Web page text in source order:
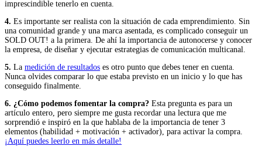
imprescindible tenerlo en cuenta.
4. Es importante ser realista con la situación de cada emprendimiento. Sin
una comunidad grande y una marca asentada, es complicado conseguir un
SOLD OUT! a la primera. De ahí la importancia de autonocerse y conocer
la empresa, de diseñar y ejecutar estrategias de comunicación multicanal.
5. La medición de resultados es otro punto que debes tener en cuenta.
Nunca olvides comparar lo que estaba previsto en un inicio y lo que has
conseguido finalmente.
6. ¿Cómo podemos fomentar la compra? Esta pregunta es para un
artículo entero, pero siempre me gusta recordar una lectura que me
sorprendió e inspiró en la que hablaba de la importancia de tener 3
elementos (habilidad + motivación + activador), para activar la compra.
¡Aquí puedes leerlo en más detalle!